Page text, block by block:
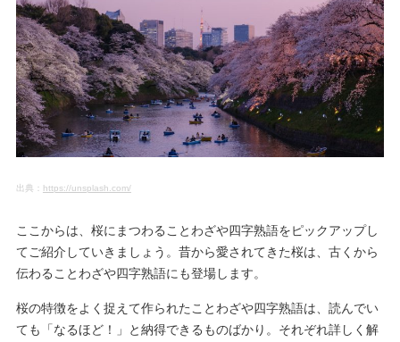
出典： https://unsplash.com/
ここからは、桜にまつわることわざや四字熟語をピックアップし
てご紹介していきましょう。昔から愛されてきた桜は、古くから
伝わることわざや四字熟語にも登場します。
桜の特徴をよく捉えて作られたことわざや四字熟語は、読んでい
ても「なるほど！」と納得できるものばかり。それぞれ詳しく解